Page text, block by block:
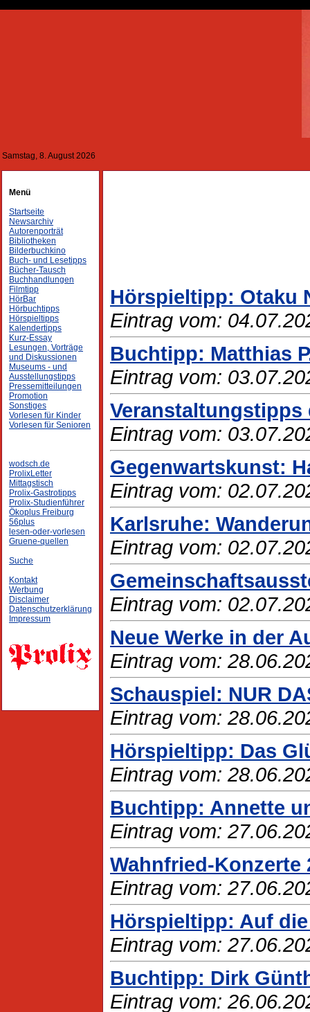
Samstag, 8. August 2026
Menü
Startseite
Newsarchiv
Autorenporträt
Bibliotheken
Bilderbuchkino
Buch- und Lesetipps
Bücher-Tausch
Buchhandlungen
Filmtipp
HörBar
Hörbuchtipps
Hörspieltipps
Kalendertipps
Kurz-Essay
Lesungen, Vorträge
und Diskussionen
Museums - und
Ausstellungstipps
Pressemitteilungen
Promotion
Sonstiges
Vorlesen für Kinder
Vorlesen für Senioren
wodsch.de
ProlixLetter
Mittagstisch
Prolix-Gastrotipps
Prolix-Studienführer
Ökoplus Freiburg
56plus
lesen-oder-vorlesen
Gruene-quellen
Suche
Kontakt
Werbung
Disclaimer
Datenschutzerklärung
Impressum
Hörspieltipp: Otaku
Eintrag vom:
Buchtipp: Matthias
Eintrag vom:
Veranstaltungstipps
Eintrag vom:
Gegenwartskunst:
Eintrag vom:
Karlsruhe:
Eintrag vom:
Eintrag vom:
Neue Werke in der
Eintrag vom:
Schauspiel: NUR
Eintrag vom:
Hörspieltipp: Das
Eintrag vom:
Buchtipp: Annette
Eintrag vom:
Wahnfried-Konzerte
Eintrag vom:
Hörspieltipp: Auf
Eintrag vom:
Buchtipp: Dirk
Eintrag vom: